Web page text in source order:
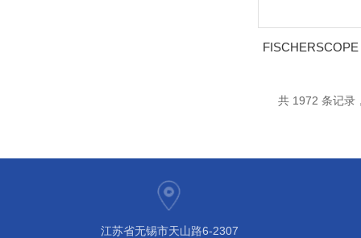
共 1972 条记
江苏省无锡市天山路6-2307